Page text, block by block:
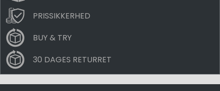
PRISSIKKERHED
BUY & TRY
30 DAGES RETURRET